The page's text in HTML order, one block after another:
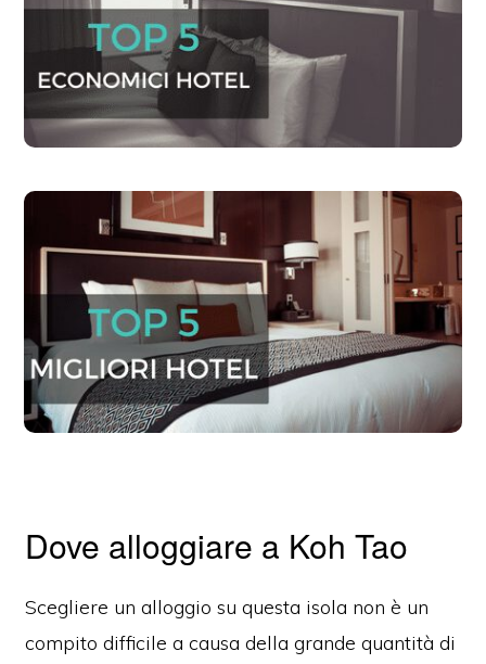
Dove alloggiare a Koh Tao
Scegliere un alloggio su questa isola non è un
compito difficile a causa della grande quantità di